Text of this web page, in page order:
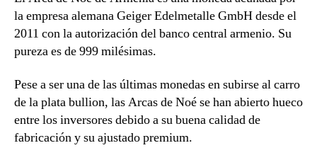
la empresa alemana Geiger Edelmetalle GmbH desde el
2011 con la autorización del banco central armenio. Su
pureza es de 999 milésimas.
Pese a ser una de las últimas monedas en subirse al carro
de la plata bullion, las Arcas de Noé se han abierto hueco
entre los inversores debido a su buena calidad de
fabricación y su ajustado premium.